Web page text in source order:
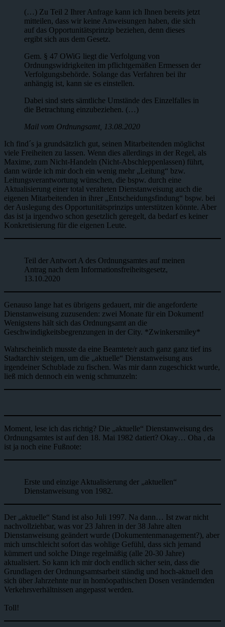
(…) Zu Teil 2 Ihrer Anfrage kann ich Ihnen bereits jetzt
mitteilen, dass wir keine Anweisungen haben, die sich
auf das Opportunitätsprinzip beziehen, denn dieses
ergibt sich aus dem Gesetz.
Gem. § 47 OWiG liegt die Verfolgung von
Ordnungswidrigkeiten im pflichtgemäßen Ermessen der
Verfolgungsbehörde. Solange das Verfahren bei ihr
anhängig ist, kann sie es einstellen.
Dabei sind stets sämtliche Umstände des Einzelfalles in
die Betrachtung einzubeziehen. (…)
Mail vom Ordnungsamt, 13.08.2020
Ich find´s ja grundsätzlich gut, seinen Mitarbeitenden möglichst
viele Freiheiten zu lassen. Wenn dies allerdings in der Regel, als
Maxime, zum Nicht-Handeln (Nicht-Abschleppenlassen) führt,
dann würde ich mir doch ein wenig mehr „Leitung“ bzw.
Leitungsverantwortung wünschen, die bspw. durch eine
Aktualisierung einer total veralteten Dienstanweisung auch die
eigenen Mitarbeitenden in ihrer „Entscheidungsfindung“ bspw. bei
der Auslegung des Opportunitätsprinzips unterstützen könnte. Aber
das ist ja irgendwo schon gesetzlich geregelt, da bedarf es keiner
Konkretisierung für die eigenen Leute.
Teil der Antwort A des Ordnungsamtes auf meinen
Antrag nach dem Informationsfreiheitsgesetz,
13.10.2020
Genauso lange hat es übrigens gedauert, mir die angeforderte
Dienstanweisung zuzusenden: zwei Monate für ein Dokument!
Wenigstens hält sich das Ordnungsamt an die
Geschwindigkeitsbegrenzungen in der City. *Zwinkersmiley*
Wahrscheinlich musste da eine Beamtete/r auch ganz ganz tief ins
Stadtarchiv steigen, um die „aktuelle“ Dienstanweisung aus
irgendeiner Schublade zu fischen. Was mir dann zugeschickt wurde,
ließ mich dennoch ein wenig schmunzeln:
Moment, lese ich das richtig? Die „aktuelle“ Dienstanweisung des
Ordnungsamtes ist auf den 18. Mai 1982 datiert? Okay… Oha , da
ist ja noch eine Fußnote:
Erste und einzige Aktualisierung der „aktuellen“
Dienstanweisung von 1982.
Der „aktuelle“ Stand ist also Juli 1997. Na dann… Ist zwar nicht
nachvollziehbar, was vor 23 Jahren in der 38 Jahre alten
Dienstanweisung geändert wurde (Dokumentenmanagement?), aber
mich umschleicht sofort das wohlige Gefühl, dass sich jemand
kümmert und solche Dinge regelmäßig (alle 20-30 Jahre)
aktualisiert. So kann ich mir doch endlich sicher sein, dass die
Grundlagen der Ordnungsamtsarbeit ständig und hoch-aktuell den
sich über Jahrzehnte nur in homöopathischen Dosen verändernden
Verkehrsverhältnissen angepasst werden.
Toll!